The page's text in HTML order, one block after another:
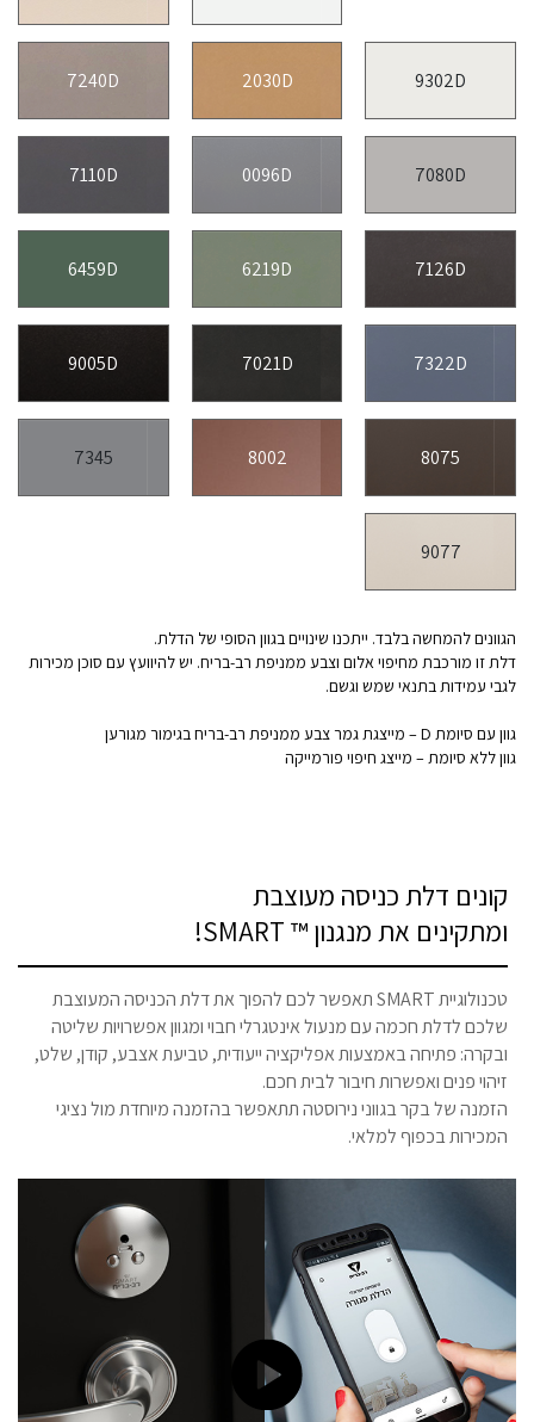
9302D
2030D
7240D
7080D
0096D
7110D
7126D
6219D
6459D
7322D
7021D
9005D
8075
8002
7345
9077
הגוונים להמחשה בלבד. ייתכנו שינויים בגוון הסופי של הדלת.
דלת זו מורכבת מחיפוי אלום וצבע ממניפת רב-בריח. יש להיוועץ עם סוכן מכירות
לגבי עמידות בתנאי שמש וגשם.
גוון עם סיומת D – מייצגת גמר צבע ממניפת רב-בריח בגימור מגורען
גוון ללא סיומת – מייצג חיפוי פורמייקה
קונים דלת כניסה מעוצבת
ומתקינים את מנגנון ™ SMART!
טכנולוגיית SMART תאפשר לכם להפוך את דלת הכניסה המעוצבת
שלכם לדלת חכמה עם מנעול אינטגרלי חבוי ומגוון אפשרויות שליטה
ובקרה: פתיחה באמצעות אפליקציה ייעודית, טביעת אצבע, קודן, שלט,
זיהוי פנים ואפשרות חיבור לבית חכם.
הזמנה של בקר בגווני נירוסטה תתאפשר בהזמנה מיוחדת מול נציגי
המכירות בכפוף למלאי.